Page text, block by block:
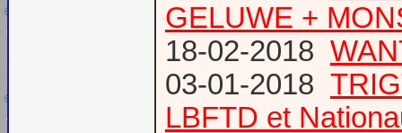
GELUWE +
18-02-2018
03-01-2018
LBFTD et